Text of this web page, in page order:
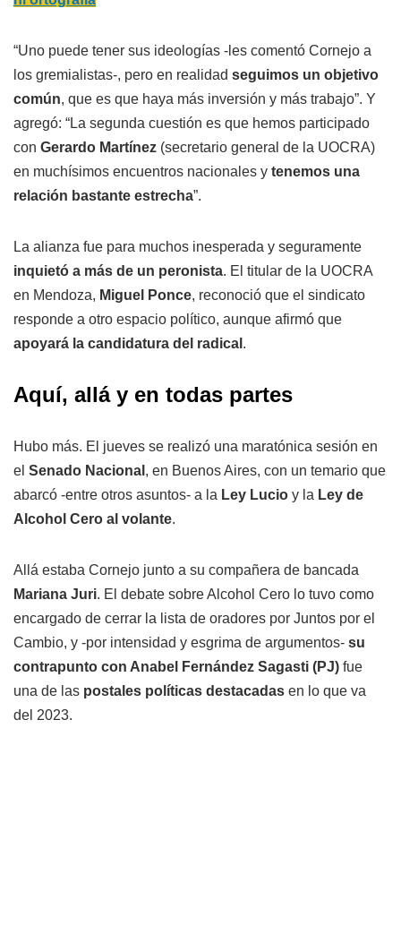
“Uno puede tener sus ideologías -les comentó Cornejo a
los gremialistas-, pero en realidad seguimos un objetivo
común, que es que haya más inversión y más trabajo”. Y
agregó: “La segunda cuestión es que hemos participado
con Gerardo Martínez (secretario general de la UOCRA)
en muchísimos encuentros nacionales y tenemos una
relación bastante estrecha”.
La alianza fue para muchos inesperada y seguramente
inquietó a más de un peronista. El titular de la UOCRA
en Mendoza, Miguel Ponce, reconoció que el sindicato
responde a otro espacio político, aunque afirmó que
apoyará la candidatura del radical .
Aquí, allá y en todas partes
Hubo más. El jueves se realizó una maratónica sesión en
el Senado Nacional , en Buenos Aires, con un temario que
abarcó -entre otros asuntos- a la Ley Lucio y la Ley de
Alcohol Cero al volante.
Allá estaba Cornejo junto a su compañera de bancada
Mariana Juri. El debate sobre Alcohol Cero lo tuvo como
encargado de cerrar la lista de oradores por Juntos por el
Cambio, y -por intensidad y esgrima de argumentos- su
contrapunto con Anabel Fernández Sagasti (PJ) fue
una de las postales políticas destacadas en lo que va
del 2023.